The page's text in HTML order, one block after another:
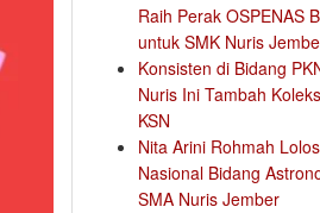
Raih Perak OSPENAS
untuk SMK Nuris
Konsisten di Bidang
Nuris Ini Tambah
KSN
Nita Arini Rohmah
Nasional Bidang
SMA Nuris Jember